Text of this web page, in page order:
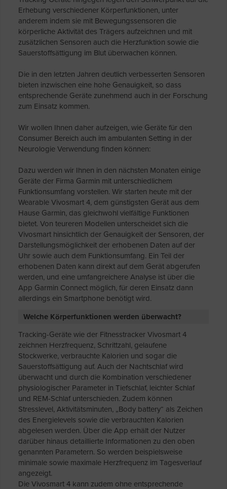
Erhebung verschiedener Körperfunktionen, unter
anderem indem sie mit Bewegungssensoren die
körperliche Aktivität des Trägers aufzeichnen und mit
zusätzlichen Sensoren auch die Herzfunktion sowie die
Sauerstoffsättigung im Blut überwachen können.
Die in den letzten Jahren deutlich verbesserten Sensoren
bieten inzwischen eine hohe Genauigkeit, so dass
entsprechende Geräte zunehmend auch in der Forschung
zum Einsatz kommen.
Wir wollen Ihnen daher aufzeigen, wie Geräte für den
Consumer Bereich auch im ambulanten Setting in der
Neurologie Verwendung finden können:
Dazu werden wir Ihnen in den nächsten Monaten einige
Geräte der Firma Garmin mit unterschiedlichem
Funktionsumfang vorstellen. Wir starten heute mit der
Wearable Vivosmart 4, dem günstigsten Gerät aus dem
Hause Garmin, das gleichwohl vielfältige Funktionen
bietet. Von teureren Modellen unterscheidet sich die
Vivosmart hinsichtlich der Genauigkeit der Sensoren, der
Darstellungsmöglichkeit der erhobenen Daten auf der
Uhr sowie auch dem Funktionsumfang. Ein Teil der
erhobenen Daten kann direkt auf dem Gerät abgerufen
werden, und eine umfangreichere Analyse ist über die
App Garmin Connect möglich, für deren Einsatz dann
allerdings ein Smartphone benötigt wird.
Welche Körperfunktionen werden überwacht?
Tracking-Geräte wie der Fitnesstracker Vivosmart 4
zeichnen Herzfrequenz, Schrittzahl, gelaufene
Stockwerke, verbrauchte Kalorien und sogar die
Sauerstoffsättigung auf. Auch der Nachtschlaf wird
überwacht und durch die Kombination verschiedener
physiologischer Parameter in Tiefschlaf, leichter Schlaf
und REM-Schlaf unterschieden. Zudem können
Stresslevel, Aktivitätsminuten, „Body battery“ als Zeichen
des Energielevels sowie die verbrauchten Kalorien
abgelesen werden. Über die App erhält der Nutzer
darüber hinaus detaillierte Informationen zu den oben
genannten Parametern. So werden beispielsweise
minimale sowie maximale Herzfrequenz im Tagesverlauf
angezeigt.
Die Vivosmart 4 kann zudem ohne entsprechende